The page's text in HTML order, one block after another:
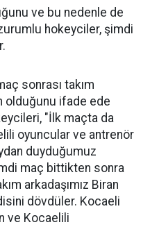
ve bu nedenle de
hokeyciler, şimdi
sonrası takım
olduğunu ifade ede
"İlk maçta da
oyuncular ve antrenör
duyduğumuz
maç bittikten sonra
arkadaşımız Biran
dövdüler. Kocaeli
ve Kocaelili